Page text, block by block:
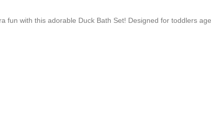
fun with this adorable Duck Bath Set! Designed for toddlers